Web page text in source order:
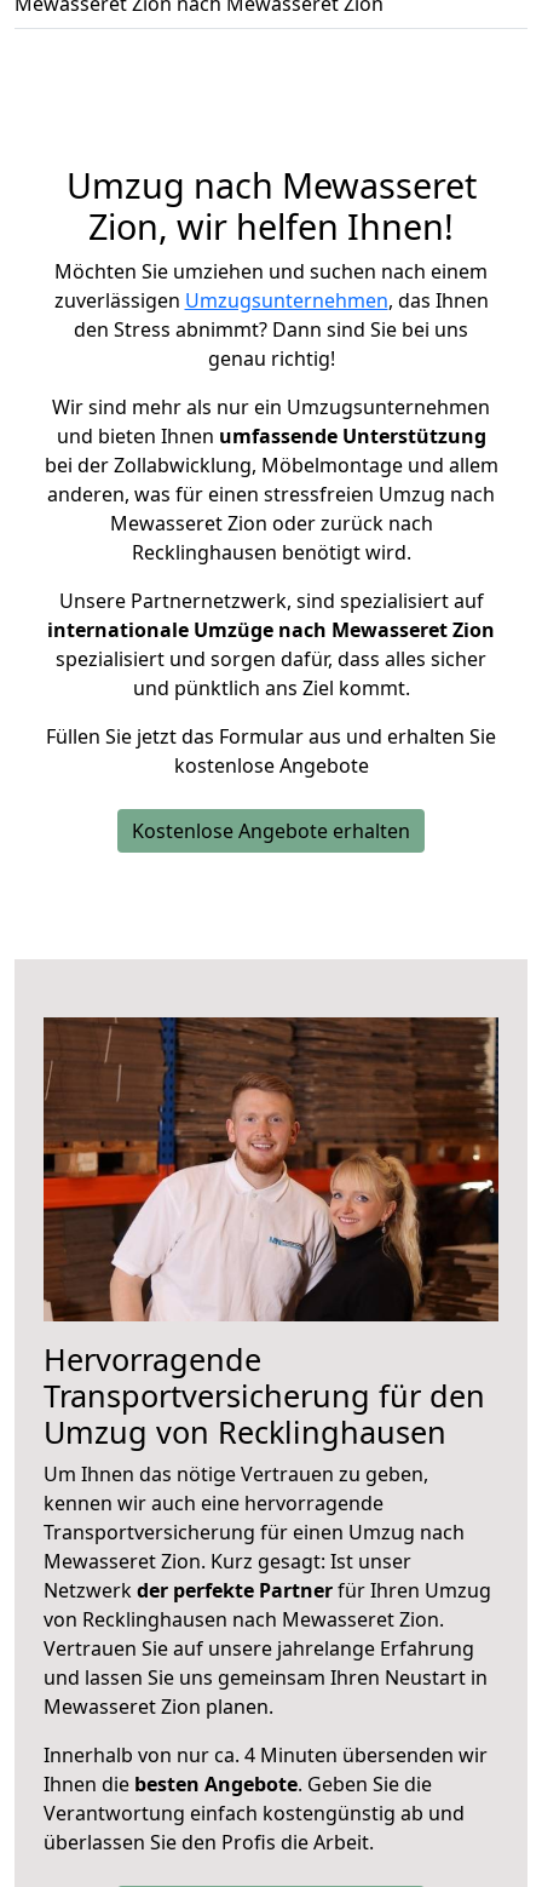
Umzug nach Mewasseret
Zion, wir helfen Ihnen!
Möchten Sie umziehen und suchen nach einem
zuverlässigen Umzugsunternehmen, das Ihnen
den Stress abnimmt? Dann sind Sie bei uns
genau richtig!
Wir sind mehr als nur ein Umzugsunternehmen
und bieten Ihnen umfassende Unterstützung
bei der Zollabwicklung, Möbelmontage und allem
anderen, was für einen stressfreien Umzug nach
Mewasseret Zion oder zurück nach
Recklinghausen benötigt wird.
Unsere Partnernetzwerk, sind spezialisiert auf
internationale Umzüge nach Mewasseret Zion
spezialisiert und sorgen dafür, dass alles sicher
und pünktlich ans Ziel kommt.
Füllen Sie jetzt das Formular aus und erhalten Sie
kostenlose Angebote
Kostenlose Angebote erhalten
Hervorragende
Transportversicherung für den
Umzug von Recklinghausen
Um Ihnen das nötige Vertrauen zu geben,
kennen wir auch eine hervorragende
Transportversicherung für einen Umzug nach
Mewasseret Zion. Kurz gesagt: Ist unser
Netzwerkder perfekte Partnerfür Ihren Umzug
von Recklinghausen nach Mewasseret Zion.
Vertrauen Sie auf unsere jahrelange Erfahrung
und lassen Sie uns gemeinsam Ihren Neustart in
Mewasseret Zion planen.
Innerhalb von nur ca. 4 Minuten übersenden wir
Ihnen die besten Angebote. Geben Sie die
Verantwortung einfach kostengünstig ab und
überlassen Sie den Profis die Arbeit.